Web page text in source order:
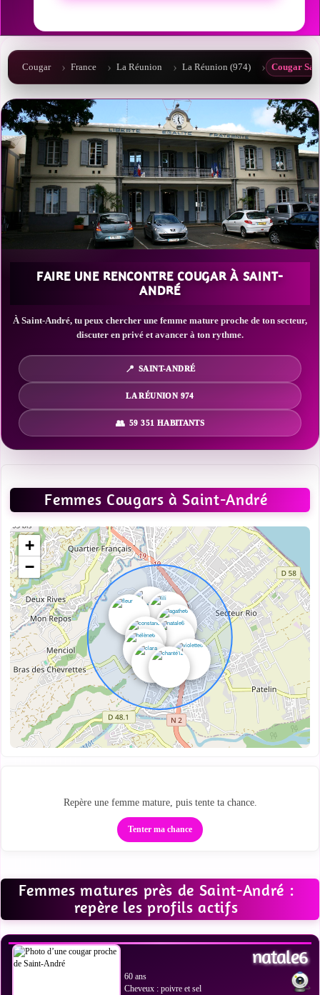
Cougar France La Réunion La Réunion (974) Cougar
FAIRE UNE RENCONTRE COUGAR À SAINT-
ANDRÉ
À Saint-André, tu peux chercher une femme mature proche de ton secteur,
discuter en privé et avancer à ton rythme.
SAINT-ANDRÉ
LA RÉUNION 974
59 351 HABITANTS
Femmes Cougars à Saint-André
+
−
Repère une femme mature, puis tente ta chance.
Tenter ma chance
Femmes matures près de Saint-André :
repère les profils actifs
VOIR LES PHOTOS
natale6
60 ans
Cheveux : poivre et sel